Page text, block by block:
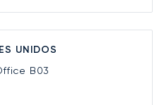
UNIDOS
B03